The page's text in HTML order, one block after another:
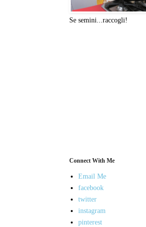
Se semini...raccogli!
Connect With Me
Email Me
facebook
twitter
instagram
pinterest